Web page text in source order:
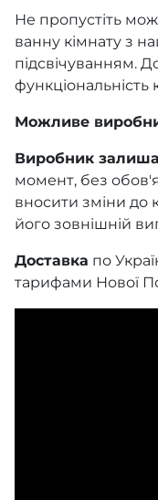
Не пропустіть
ванну кімнату з
підсвічуванням.
функціональність
Можливе
Виробник
момент, без
вносити зміни до
його зовнішній
Доставка по
тарифами Нової